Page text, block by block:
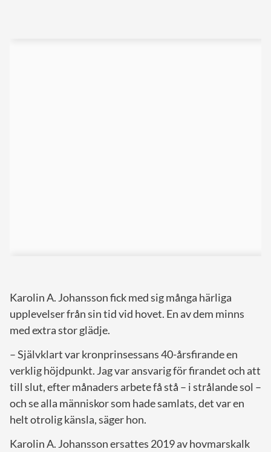
Karolin A. Johansson fick med sig många härliga
upplevelser från sin tid vid hovet. En av dem minns
med extra stor glädje.
– Självklart var kronprinsessans 40-årsfirande en
verklig höjdpunkt. Jag var ansvarig för firandet och att
till slut, efter månaders arbete få stå – i strålande sol –
och se alla människor som hade samlats, det var en
helt otrolig känsla, säger hon.
Karolin A. Johansson ersattes 2019 av hovmarskalk